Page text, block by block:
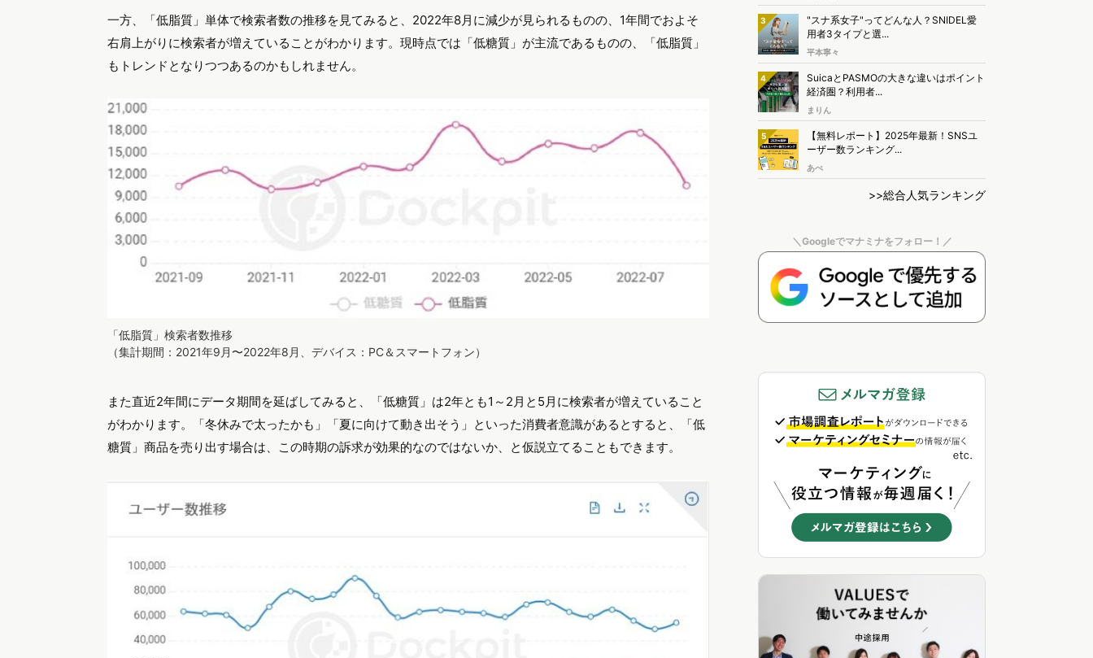
一方、「低脂質」単体で検索者数の推移を見てみると、2022年8月に減少が見られるものの、1年間でおよそ
右肩上がりに検索者が増えていることがわかります。現時点では「低糖質」が主流であるものの、「低脂質」
もトレンドとなりつつあるのかもしれません。
「低脂質」検索者数推移
（集計期間：2021年9月〜2022年8月、デバイス：PC＆スマートフォン）
また直近2年間にデータ期間を延ばしてみると、「低糖質」は2年とも1～2月と5月に検索者が増えていること
がわかります。「冬休みで太ったかも」「夏に向けて動き出そう」といった消費者意識があるとすると、「低
糖質」商品を売り出す場合は、この時期の訴求が効果的なのではないか、と仮説立てることもできます。
3
"スナ系女子"ってどんな人？SNIDEL愛
用者3タイプと選...
平本寧々
4
SuicaとPASMOの大きな違いはポイント
経済圏？利用者...
まりん
5
【無料レポート】2025年最新！SNSユ
ーザー数ランキング...
あべ
>>総合人気ランキング
＼Googleでマナミナをフォロー！／